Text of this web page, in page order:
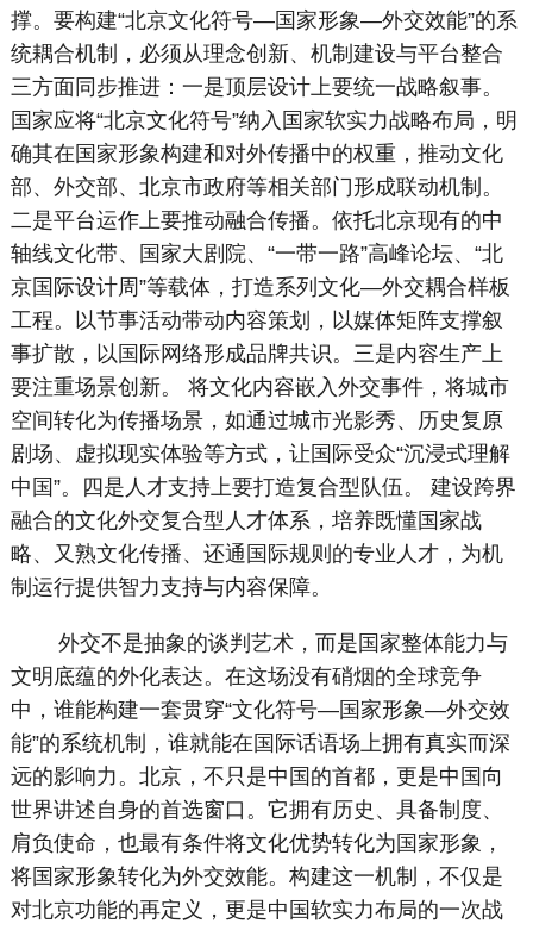
撑。要构建“北京文化符号—国家形象—外交效能”的系
统耦合机制，必须从理念创新、机制建设与平台整合
三方面同步推进：一是顶层设计上要统一战略叙事。
国家应将“北京文化符号”纳入国家软实力战略布局，明
确其在国家形象构建和对外传播中的权重，推动文化
部、外交部、北京市政府等相关部门形成联动机制。
二是平台运作上要推动融合传播。依托北京现有的中
轴线文化带、国家大剧院、“一带一路”高峰论坛、“北
京国际设计周”等载体，打造系列文化—外交耦合样板
工程。以节事活动带动内容策划，以媒体矩阵支撑叙
事扩散，以国际网络形成品牌共识。三是内容生产上
要注重场景创新。 将文化内容嵌入外交事件，将城市
空间转化为传播场景，如通过城市光影秀、历史复原
剧场、虚拟现实体验等方式，让国际受众“沉浸式理解
中国”。四是人才支持上要打造复合型队伍。 建设跨界
融合的文化外交复合型人才体系，培养既懂国家战
略、又熟文化传播、还通国际规则的专业人才，为机
制运行提供智力支持与内容保障。
外交不是抽象的谈判艺术，而是国家整体能力与
文明底蕴的外化表达。在这场没有硝烟的全球竞争
中，谁能构建一套贯穿“文化符号—国家形象—外交效
能”的系统机制，谁就能在国际话语场上拥有真实而深
远的影响力。北京，不只是中国的首都，更是中国向
世界讲述自身的首选窗口。它拥有历史、具备制度、
肩负使命，也最有条件将文化优势转化为国家形象，
将国家形象转化为外交效能。构建这一机制，不仅是
对北京功能的再定义，更是中国软实力布局的一次战